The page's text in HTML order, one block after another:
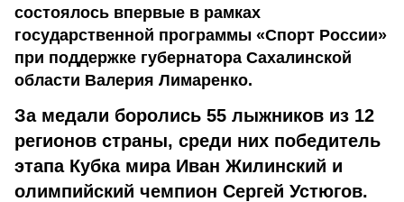
состоялось впервые в рамках
государственной программы «Спорт России»
при поддержке губернатора Сахалинской
области Валерия Лимаренко.
За медали боролись 55 лыжников из 12
регионов страны, среди них победитель
этапа Кубка мира Иван Жилинский и
олимпийский чемпион Сергей Устюгов.